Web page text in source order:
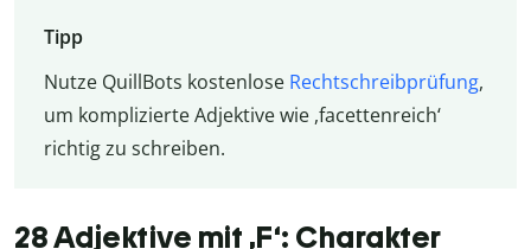
Tipp
Nutze QuillBots kostenlose Rechtschreibprüfung,
um komplizierte Adjektive wie ,facettenreich‘
richtig zu schreiben.
28 Adjektive mit ,F‘: Charakter